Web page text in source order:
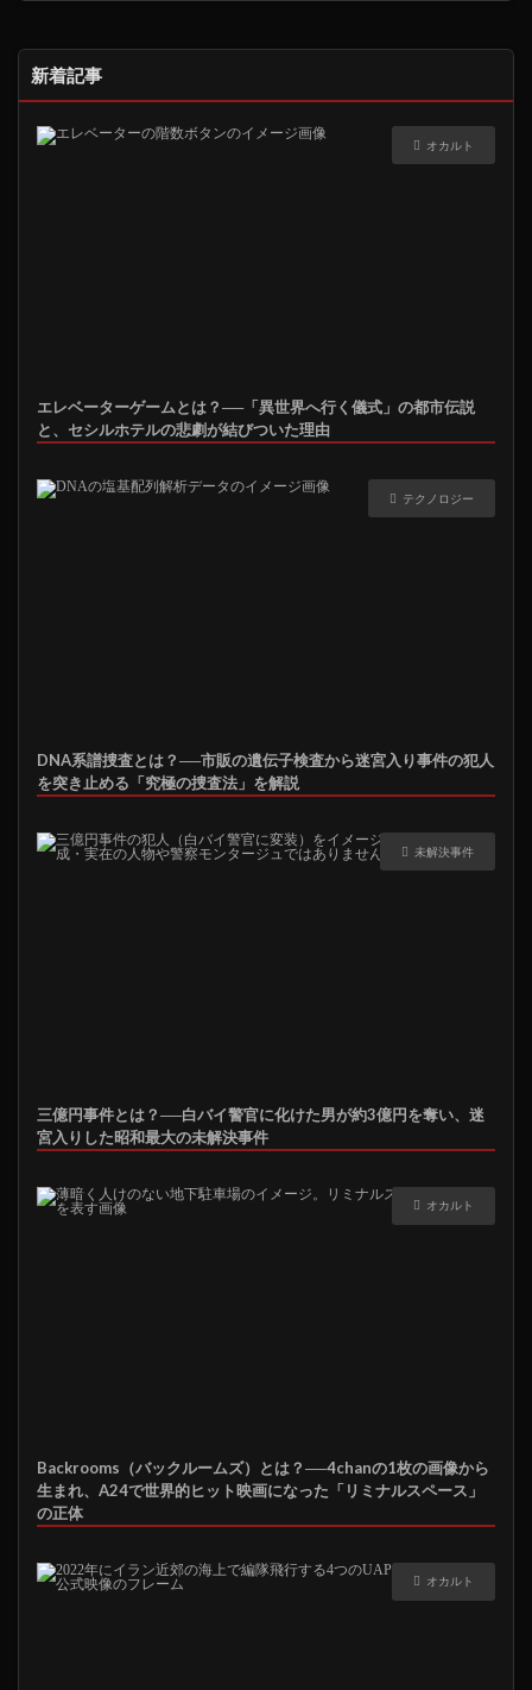
新着記事
オカルト
エレベーターゲームとは？──「異世界へ行く儀式」の都市伝説
と、セシルホテルの悲劇が結びついた理由
テクノロジー
DNA系譜捜査とは？──市販の遺伝子検査から迷宮入り事件の犯人
を突き止める「究極の捜査法」を解説
未解決事件
三億円事件とは？──白バイ警官に化けた男が約3億円を奪い、迷
宮入りした昭和最大の未解決事件
オカルト
Backrooms（バックルームズ）とは？──4chanの1枚の画像から
生まれ、A24で世界的ヒット映画になった「リミナルスペース」
の正体
オカルト